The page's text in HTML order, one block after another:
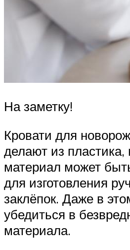
На заметку!
Кровати для
делают из пластика,
материал может
для изготовления
заклёпок. Даже в
убедиться в
материала.